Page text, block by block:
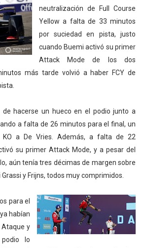
neutralización de Full Course
Yellow a falta de 33 minutos
por suciedad en pista, justo
cuando Buemi activó su primer
Attack Mode de los dos
más tarde volvió a haber FCY de
de hacerse un hueco en el podio junto a
a falta de 26 minutos para el final, un
KO a De Vries. Además, a falta de 22
su primer Attack Mode, y a pesar del
aún tenía tres décimas de margen sobre
y Frijns, todos muy comprimidos.
para el
habían
y
lo